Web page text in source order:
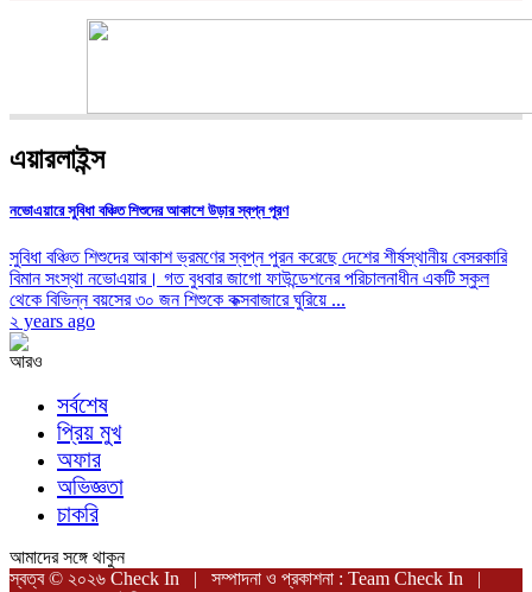
এয়ারলাইন্স
নভোএয়ারে সুবিধা বঞ্চিত শিশুদের আকাশে উড়ার স্বপ্ন পূরণ
সুবিধা বঞ্চিত শিশুদের আকাশ ভ্রমণের স্বপ্ন পুরন করেছে দেশের শীর্ষস্থানীয় বেসরকারি
বিমান সংস্থা নভোএয়ার। গত বুধবার জাগো ফাউন্ডেশনের পরিচালনাধীন একটি স্কুল
থেকে বিভিন্ন বয়সের ৩০ জন শিশুকে কক্সবাজারে ঘুরিয়ে ...
২ years ago
আরও
সর্বশেষ
প্রিয় মুখ
অফার
অভিজ্ঞতা
চাকরি
আমাদের সঙ্গে থাকুন
স্বত্ব © ২০২৬ Check In | সম্পাদনা ও প্রকাশনা : Team Check In |